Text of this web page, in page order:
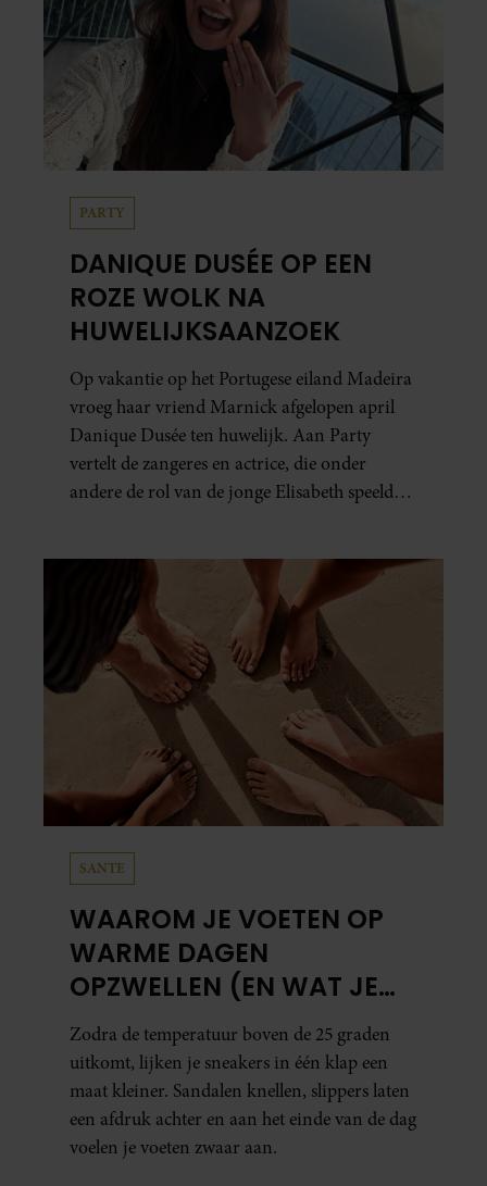
PARTY
DANIQUE DUSÉE OP EEN
ROZE WOLK NA
HUWELIJKSAANZOEK
Op vakantie op het Portugese eiland Madeira
vroeg haar vriend Marnick afgelopen april
Danique Dusée ten huwelijk. Aan Party
vertelt de zangeres en actrice, die onder
andere de rol van de jonge Elisabeth speelde
SANTE
WAAROM JE VOETEN OP
WARME DAGEN
OPZWELLEN (EN WAT JE
ERAAN KUNT DOEN)
Zodra de temperatuur boven de 25 graden
uitkomt, lijken je sneakers in één klap een
maat kleiner. Sandalen knellen, slippers laten
een afdruk achter en aan het einde van de dag
voelen je voeten zwaar aan.